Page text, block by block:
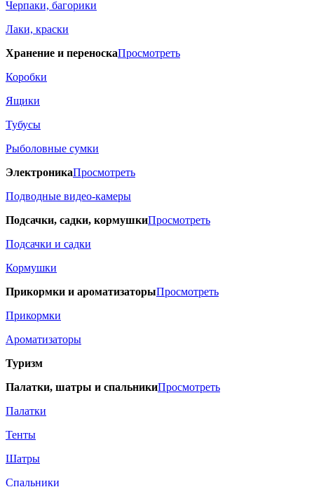
Черпаки, багорики
Лаки, краски
Хранение и переноскаПросмотреть
Коробки
Ящики
Тубусы
Рыболовные сумки
ЭлектроникаПросмотреть
Подводные видео-камеры
Подсачки, садки, кормушкиПросмотреть
Подсачки и садки
Кормушки
Прикормки и ароматизаторыПросмотреть
Прикормки
Ароматизаторы
Туризм
Палатки, шатры и спальникиПросмотреть
Палатки
Тенты
Шатры
Спальники